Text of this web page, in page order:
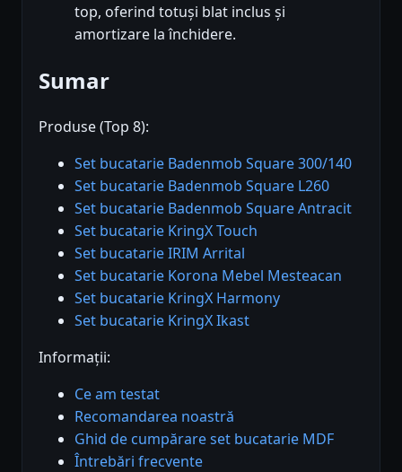
top, oferind totuși blat inclus și
amortizare la închidere.
Sumar
Produse (Top 8):
Set bucatarie Badenmob Square 300/140
Set bucatarie Badenmob Square L260
Set bucatarie Badenmob Square Antracit
Set bucatarie KringX Touch
Set bucatarie IRIM Arrital
Set bucatarie Korona Mebel Mesteacan
Set bucatarie KringX Harmony
Set bucatarie KringX Ikast
Informații:
Ce am testat
Recomandarea noastră
Ghid de cumpărare set bucatarie MDF
Întrebări frecvente